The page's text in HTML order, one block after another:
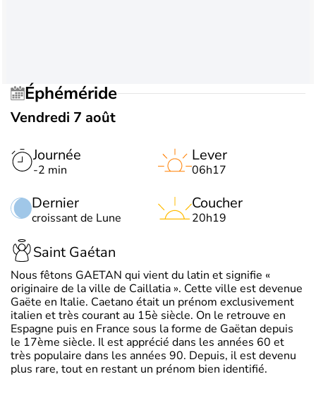
Éphéméride
Vendredi 7 août
Journée
-2 min
Dernier
croissant de Lune
Lever
06h17
Coucher
20h19
Saint Gaétan
Nous fêtons GAETAN qui vient du latin et signifie «
originaire de la ville de Caillatia ». Cette ville est devenue
Gaëte en Italie. Caetano était un prénom exclusivement
italien et très courant au 15è siècle. On le retrouve en
Espagne puis en France sous la forme de Gaëtan depuis
le 17ème siècle. Il est apprécié dans les années 60 et
très populaire dans les années 90. Depuis, il est devenu
plus rare, tout en restant un prénom bien identifié.